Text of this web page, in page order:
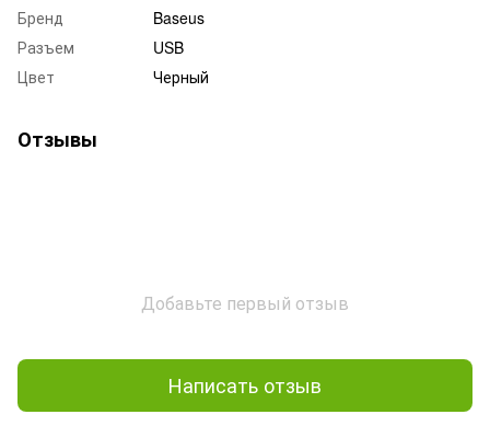
Бренд
Baseus
Разъем
USB
Цвет
Черный
Отзывы
Добавьте первый отзыв
Написать отзыв